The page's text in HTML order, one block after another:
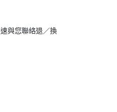
與您聯絡退／換